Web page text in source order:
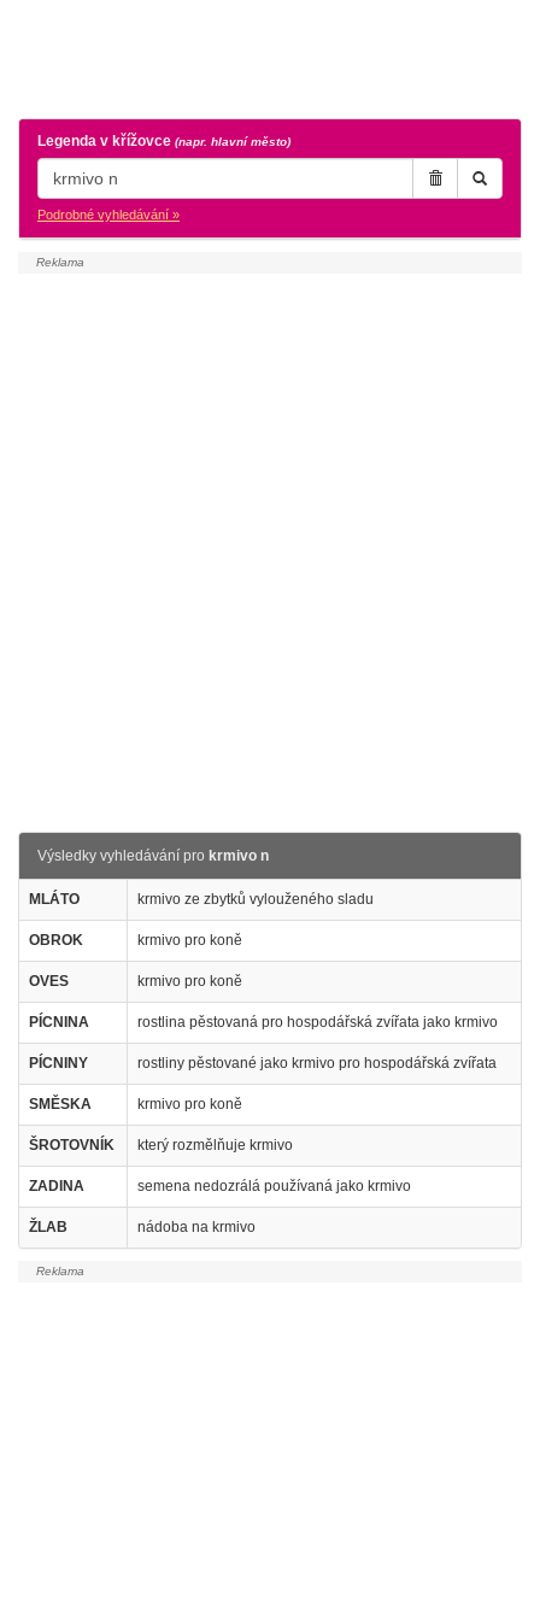
Legenda v křížovce (napr. hlavní město)
Podrobné vyhledávání »
Výsledky vyhledávání pro krmivo n
MLÁTO krmivo ze zbytků vylouženého sladu
OBROK krmivo pro koně
OVES krmivo pro koně
PÍCNINA rostlina pěstovaná pro hospodářská zvířata jako krmivo
PÍCNINY rostliny pěstované jako krmivo pro hospodářská zvířata
SMĚSKA krmivo pro koně
ŠROTOVNÍK který rozmělňuje krmivo
ZADINA semena nedozrálá používaná jako krmivo
ŽLAB nádoba na krmivo